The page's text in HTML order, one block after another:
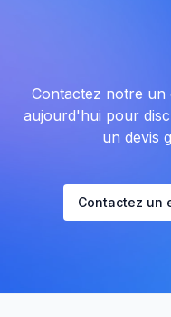
Contactez notre un
aujourd'hui pour
un devis
Contactez un